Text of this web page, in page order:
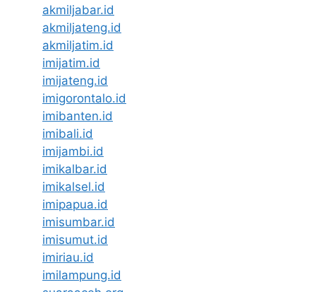
akmiljabar.id
akmiljateng.id
akmiljatim.id
imijatim.id
imijateng.id
imigorontalo.id
imibanten.id
imibali.id
imijambi.id
imikalbar.id
imikalsel.id
imipapua.id
imisumbar.id
imisumut.id
imiriau.id
imilampung.id